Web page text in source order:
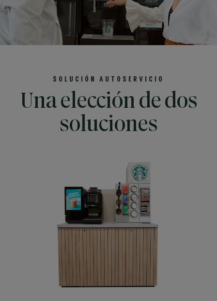
SOLUCIÓN AUTOSERVICIO
Una elección de dos
soluciones